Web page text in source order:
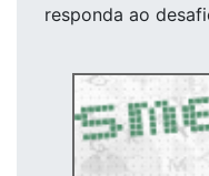
responda ao